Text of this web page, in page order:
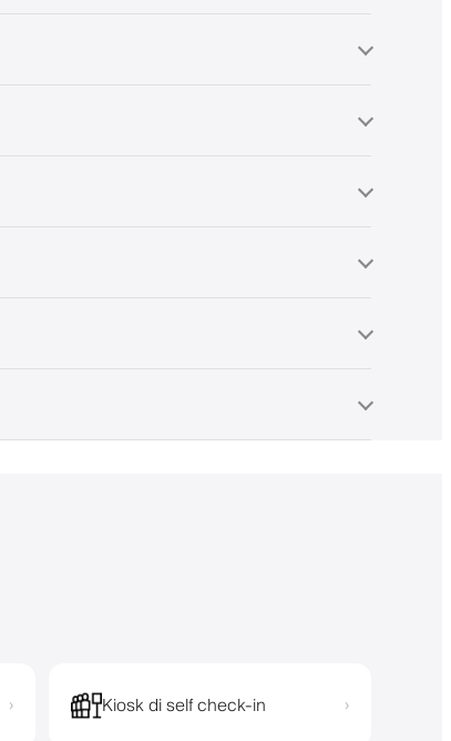
› Kiosk di self check-in ›